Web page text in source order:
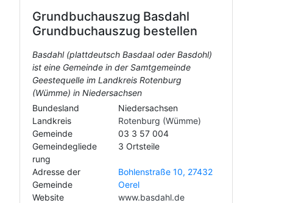
Grundbuchauszug Basdahl
Grundbuchauszug bestellen
Basdahl (plattdeutsch Basdaal oder Basdohl)
ist eine Gemeinde in der Samtgemeinde
Geestequelle im Landkreis Rotenburg
(Wümme) in Niedersachsen
Bundesland
Niedersachsen
Landkreis
Rotenburg (Wümme)
Gemeinde
03 3 57 004
Gemeindegliede
rung
3 Ortsteile
Adresse der
Gemeinde
Bohlenstraße 10, 27432
Oerel
Website
www.basdahl.de